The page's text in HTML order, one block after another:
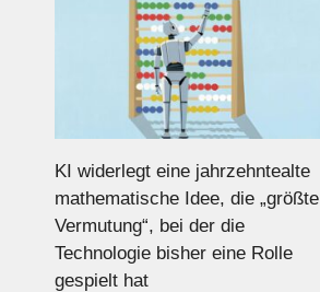
KI widerlegt eine jahrzehntealte
mathematische Idee, die „größte
Vermutung“, bei der die
Technologie bisher eine Rolle
gespielt hat